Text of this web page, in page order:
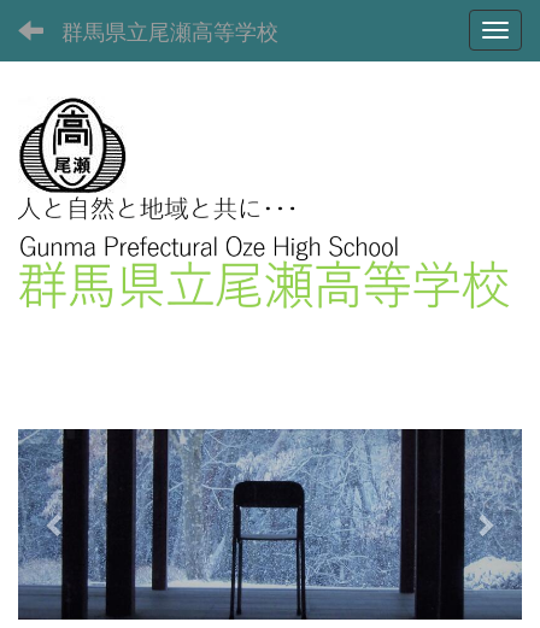
群馬県立尾瀬高等学校
e
v
i
o
u
s
x
t